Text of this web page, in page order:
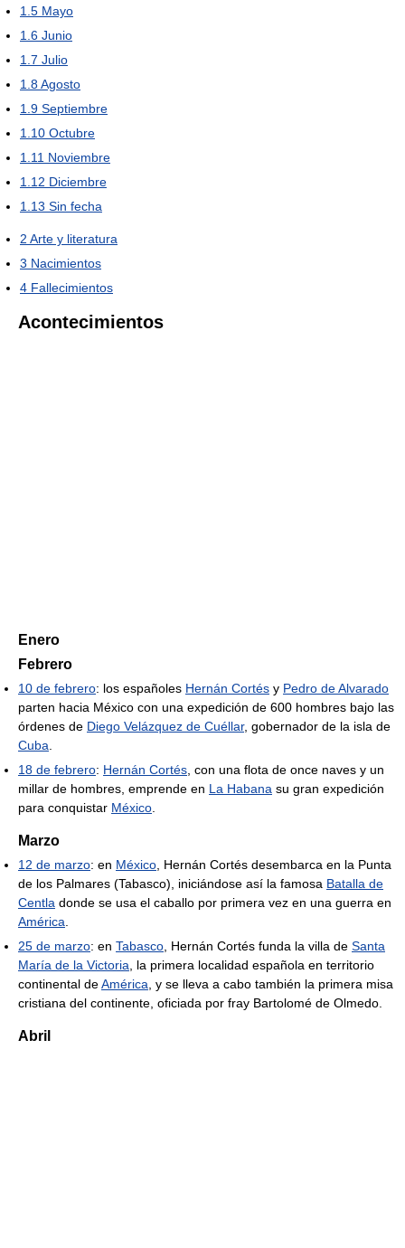
1.5 Mayo
1.6 Junio
1.7 Julio
1.8Agosto
1.9 Septiembre
1.10 Octubre
1.11 Noviembre
1.12 Diciembre
1.13 Sin fecha
2 Arte y literatura
3 Nacimientos
4 Fallecimientos
Acontecimientos
Enero
Febrero
10 de febrero: los españoles Hernán Cortés y Pedro de Alvarado
parten hacia México con una expedición de 600 hombres bajo las
órdenes de Diego Velázquez de Cuéllar, gobernador de la isla de
Cuba
18 de febrero: Hernán Cortés , con una flota de once naves y un
millar de hombres, emprende en La Habana su gran expedición
para conquistar México
Marzo
12 de marzo: en México , Hernán Cortés desembarca en la Punta
de los Palmares (Tabasco), iniciándose así la famosa Batalla de
Centla donde se usa el caballo por primera vez en una guerra en
América
25 de marzo: en Tabasco , Hernán Cortés funda la villa de Santa
María de la Victoria , la primera localidad española en territorio
continental deAmérica , y se lleva a cabo también la primera misa
cristiana del continente, oficiada por fray Bartolomé de Olmedo.
Abril